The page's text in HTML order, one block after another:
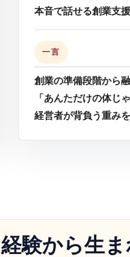
本音で話せる創業支援
一言
創業の準備段階から
「あんただけの体じ
経営者が背負う重み
験から生